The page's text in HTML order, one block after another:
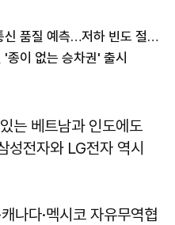
삼성전자·NTT도코모, AI로 통신 품질 예측…저하 빈도 절반 줄였다
종이 없는 승차권' 출시
는 베트남과 인도에도
성전자와 LG전자 역시
나다·멕시코 자유무역협